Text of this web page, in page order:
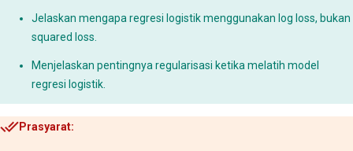
Jelaskan mengapa regresi logistik menggunakan log loss, bukan
squared loss.
Menjelaskan pentingnya regularisasi ketika melatih model
regresi logistik.
Prasyarat: